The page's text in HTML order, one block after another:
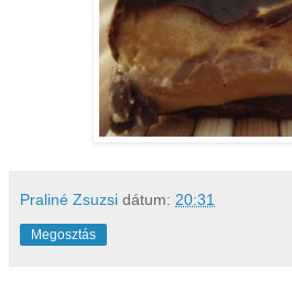
Praliné Zsuzsi dátum: 20:31
Megosztás